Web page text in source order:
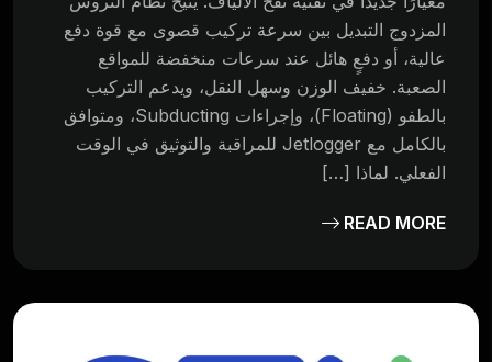
المزدوج التبديل بين سرعة تركيب قصوى مع قوة دفع
عالية، أو دفعٍ هائل عند سرعات منخفضة للمواقع
الصعبة. خفيف الوزن وسهل النقل، ويدعم التركيب
بالطفو (Floating)، وإجراءات Subducting، ومتوافق
بالكامل مع Jetlogger للمراقبة والتوثيق في الوقت
الفعلي. لماذا […]
READ MORE